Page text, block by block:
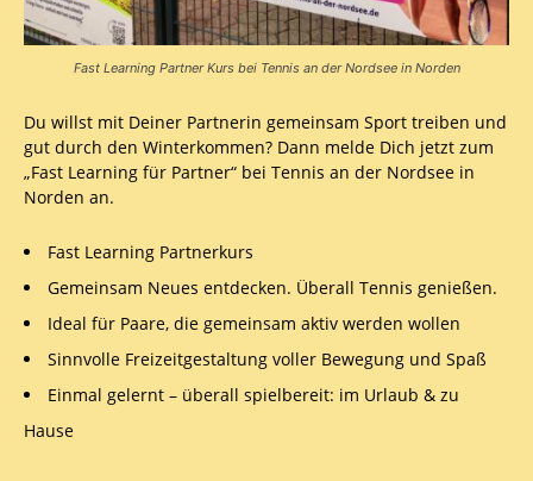
Fast Learning Partner Kurs bei Tennis an der Nordsee in Norden
Du willst mit Deiner Partnerin gemeinsam Sport treiben und
gut durch den Winterkommen? Dann melde Dich jetzt zum
„Fast Learning für Partner“ bei Tennis an der Nordsee in
Norden an.
Fast Learning Partnerkurs
Gemeinsam Neues entdecken. Überall Tennis genießen.
Ideal für Paare, die gemeinsam aktiv werden wollen
Sinnvolle Freizeitgestaltung voller Bewegung und Spaß
Einmal gelernt – überall spielbereit: im Urlaub & zu
Hause